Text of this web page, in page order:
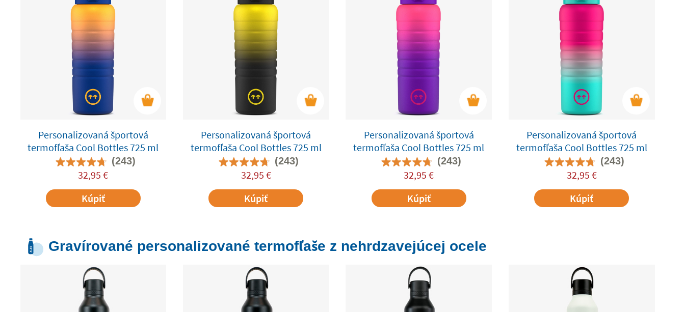
Personalizovaná športová
termofľaša Cool Bottles 725 ml
(243)
32,95 €
Kúpiť
Personalizovaná športová
termofľaša Cool Bottles 725 ml
(243)
32,95 €
Kúpiť
Personalizovaná športová
termofľaša Cool Bottles 725 ml
(243)
32,95 €
Kúpiť
Personalizovaná športová
termofľaša Cool Bottles 725 ml
(243)
32,95 €
Kúpiť
Gravírované personalizované termofľaše z nehrdzavejúcej ocele